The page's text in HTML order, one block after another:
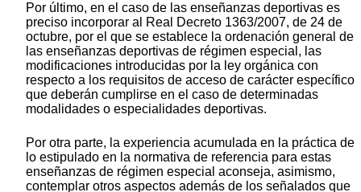
Por último, en el caso de las enseñanzas deportivas es
preciso incorporar al Real Decreto 1363/2007, de 24 de
octubre, por el que se establece la ordenación general de
las enseñanzas deportivas de régimen especial, las
modificaciones introducidas por la ley orgánica con
respecto a los requisitos de acceso de carácter específico
que deberán cumplirse en el caso de determinadas
modalidades o especialidades deportivas.
Por otra parte, la experiencia acumulada en la práctica de
lo estipulado en la normativa de referencia para estas
enseñanzas de régimen especial aconseja, asimismo,
contemplar otros aspectos además de los señalados que